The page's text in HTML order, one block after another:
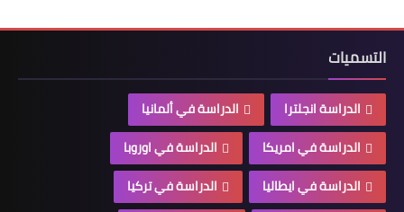
التسميات
الدراسة انجلترا
الدراسة في ألمانيا
الدراسة في امريكا
الدراسة في اوروبا
الدراسة في ايطاليا
الدراسة في تركيا